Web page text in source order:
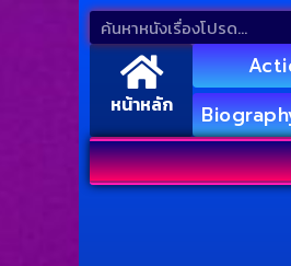
หน้าหลัก